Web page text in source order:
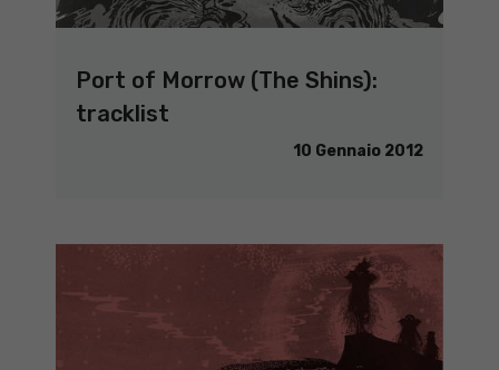
Port of Morrow (The Shins):
tracklist
10 Gennaio 2012